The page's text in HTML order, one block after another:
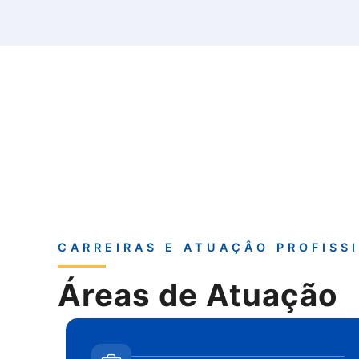
CARREIRAS E ATUAÇÂO
Áreas de Atuação